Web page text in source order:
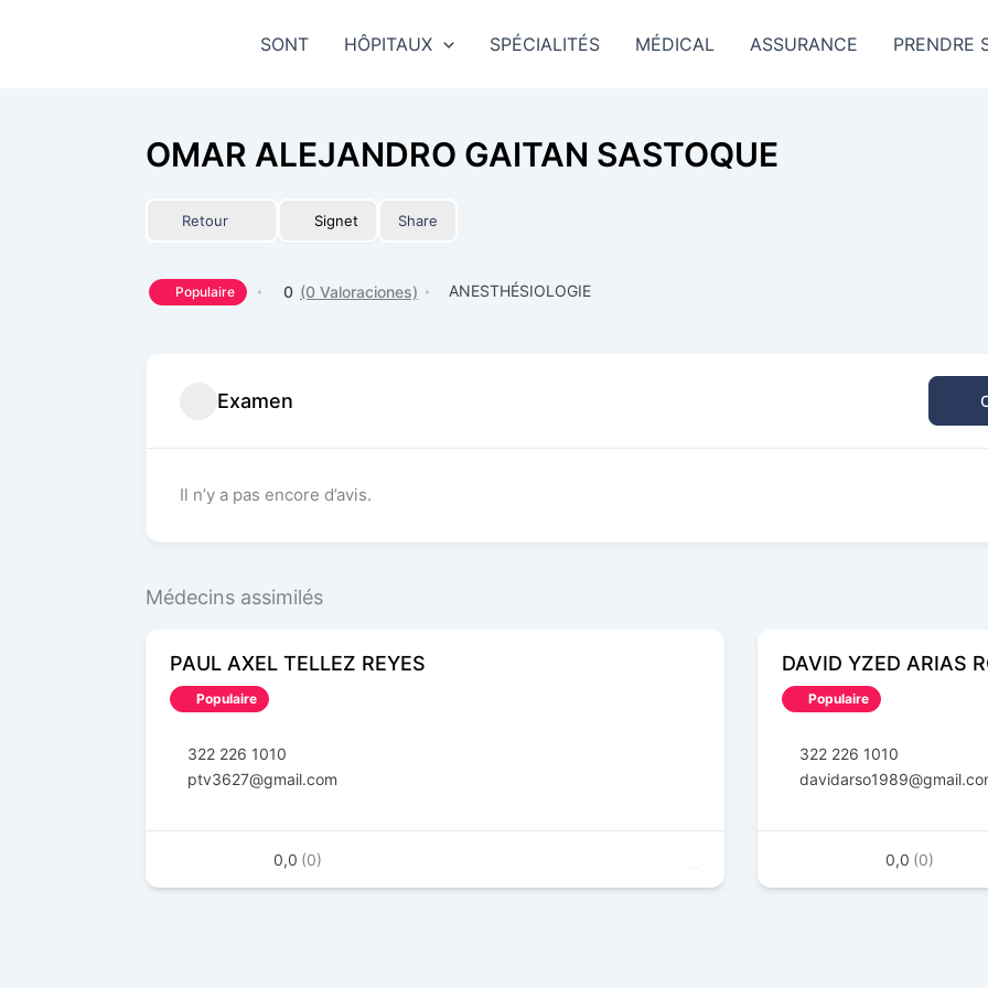
SONT HÔPITAUX SPÉCIALITÉS MÉDICAL ASSURANCE PRENDRE
OMAR ALEJANDRO GAITAN SASTOQUE
Retour Signet Share
Populaire 0 (0 Valoraciones) ANESTHÉSIOLOGIE
Examen
Il n’y a pas encore d’avis.
Médecins assimilés
PAUL AXEL TELLEZ REYES
Populaire
322 226 1010
ptv3627@gmail.com
0,0 (0)
DAVID YZED ARIAS
Populaire
322 226 1010
0,0 (0)